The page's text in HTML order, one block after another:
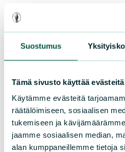
Suostumus
Tämä sivusto käyttää evästeitä
Käytämme evästeitä
räätälöimiseen, sosiaalisen
tukemiseen ja
jaamme sosiaalisen median,
alan kumppaneillemme tietoja
vuorovaikutteisuus,
monipuolisuus sekä
käsiteltävinä olevissa
selvitykset